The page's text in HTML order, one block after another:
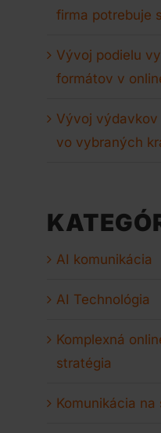
firma potrebuje
Vývoj podielu
formátov v
Vývoj výdavkov
vo vybraných
AI komunikácia
AI Technológia
Komplexná
stratégia
Komunikácia